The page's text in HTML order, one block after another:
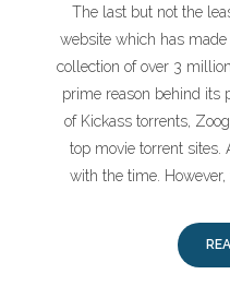
The last but not the
website which has
collection of over 3
prime reason behind its
of Kickass torrents,
top movie torrent sites.
with the time.